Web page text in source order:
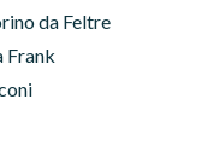
da Feltre
Frank